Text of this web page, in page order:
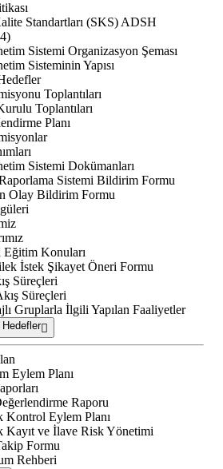
Standartları (SKS) ADSH
Sistemi Organizasyon Şeması
Sisteminin Yapısı
Toplantıları
Toplantıları
Planı
Sistemi Dokümanları
Sistemi Bildirim Formu
Olay Bildirim Formu
Konuları
İstek Şikayet Öneri Formu
Süreçleri
Süreçleri
Gruplarla İlgili Yapılan Faaliyetler
Eylem Planı
Raporu
Kontrol Eylem Planı
Kayıt ve İlave Risk Yönetimi
Formu
Rehberi